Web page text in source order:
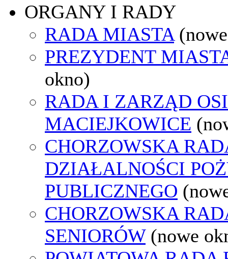
ORGANY I RADY
RADA MIASTA
PREZYDENT
okno)
RADA I ZARZĄD
MACIEJKOWICE
CHORZOWSKA
DZIAŁALNOŚCI
PUBLICZNEGO
CHORZOWSKA
SENIORÓW (nowe